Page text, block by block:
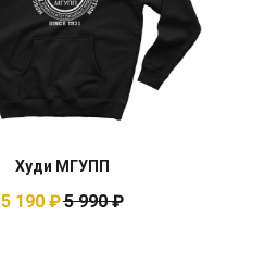
Худи МГУПП
5 190 ₽5 990 ₽